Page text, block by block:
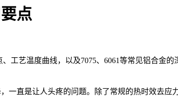
点
艺温度曲线，以及7075、6061等常见铝合金
直是让人头疼的问题。除了常规的热时效去应